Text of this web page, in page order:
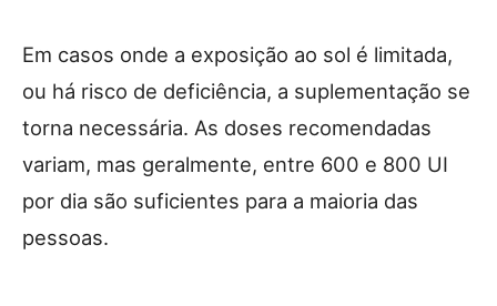
Em casos onde a exposição ao sol é limitada,
ou há risco de deficiência, a suplementação se
torna necessária. As doses recomendadas
variam, mas geralmente, entre 600 e 800 UI
por dia são suficientes para a maioria das
pessoas.